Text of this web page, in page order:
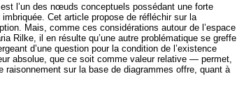
l’un des nœuds conceptuels possédant une forte
Cet article propose de réfléchir sur la
Mais, comme ces considérations autour de l’espace
Rilke, il en résulte qu’une autre problématique se greffe
d’une question pour la condition de l’existence
absolue, que ce soit comme valeur relative — permet,
sur la base de diagrammes offre, quant à